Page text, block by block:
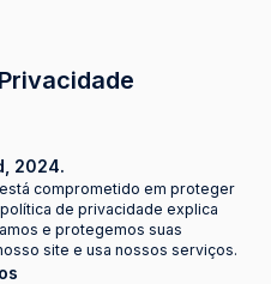
2024.
comprometido em proteger
de privacidade explica
e protegemos suas
site e usa nossos serviços.